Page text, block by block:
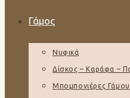
Γάμος
Νυφικά
Δίσκος – Καράφα –
Μπομπονιέρες Γάμου